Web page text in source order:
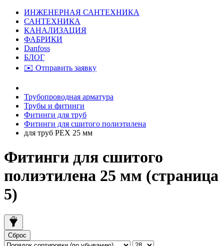
ИНЖЕНЕРНАЯ САНТЕХНИКА
САНТЕХНИКА
КАНАЛИЗАЦИЯ
ФАБРИКИ
Danfoss
БЛОГ
✉️ Отправить заявку
Трубопроводная арматура
Трубы и фитинги
Фитинги для труб
Фитинги для сшитого полиэтилена
для труб PEX 25 мм
Фитинги для сшитого
полиэтилена 25 мм (страница
5)
Сброс